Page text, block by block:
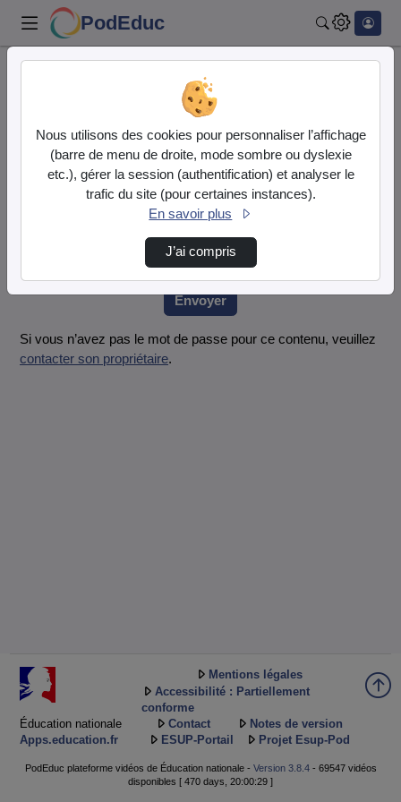
PodEduc
Webinaire_n°36_Les_outils_de_la_Dinum_au_ser…
Mot de passe requis
Cette vidéo est protégée par un mot de passe, veuillez le
fournir et cliquez sur envoyer.
Envoyer
Si vous n’avez pas le mot de passe pour ce contenu, veuillez
contacter son propriétaire.
Éducation nationale
Apps.education.fr
Mentions légales
Accessibilité : Partiellement
conforme
Contact
Notes de version
ESUP-Portail
Projet Esup-Pod
PodEduc plateforme vidéos de Éducation nationale - Version 3.8.4- 69547 vidéos
disponibles [ 470 days, 20:00:29 ]
Nous utilisons des cookies pour personnaliser l’affichage
(barre de menu de droite, mode sombre ou dyslexie
etc.), gérer la session (authentification) et analyser le
trafic du site (pour certaines instances).
En savoir plus
J’ai compris